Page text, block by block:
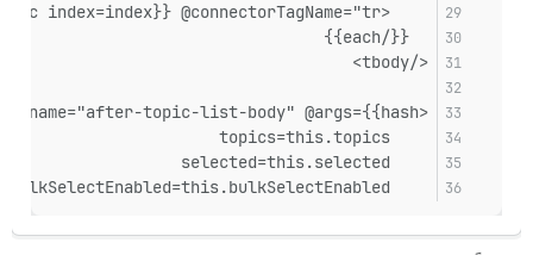
    <PluginOutlet @name="after-topic-list-item" @args={{hash topic=topic index=index}} @connectorTagName="tr" />
  {{/each}}
</tbody>
<PluginOutlet @name="after-topic-list-body" @args={{hash